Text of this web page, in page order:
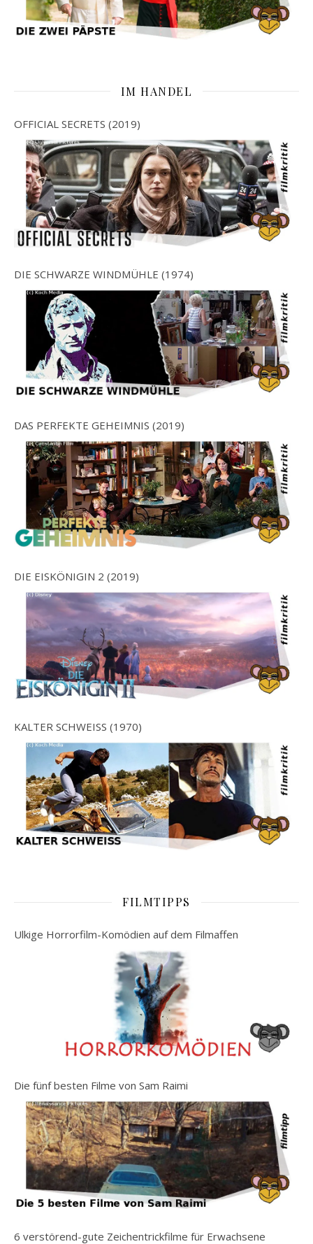
IM HANDEL
OFFICIAL SECRETS (2019)
DIE SCHWARZE WINDMÜHLE (1974)
DAS PERFEKTE GEHEIMNIS (2019)
DIE EISKÖNIGIN 2 (2019)
KALTER SCHWEISS (1970)
FILMTIPPS
Ulkige Horrorfilm-Komödien auf dem Filmaffen
Die fünf besten Filme von Sam Raimi
6 verstörend-gute Zeichentrickfilme für Erwachsene